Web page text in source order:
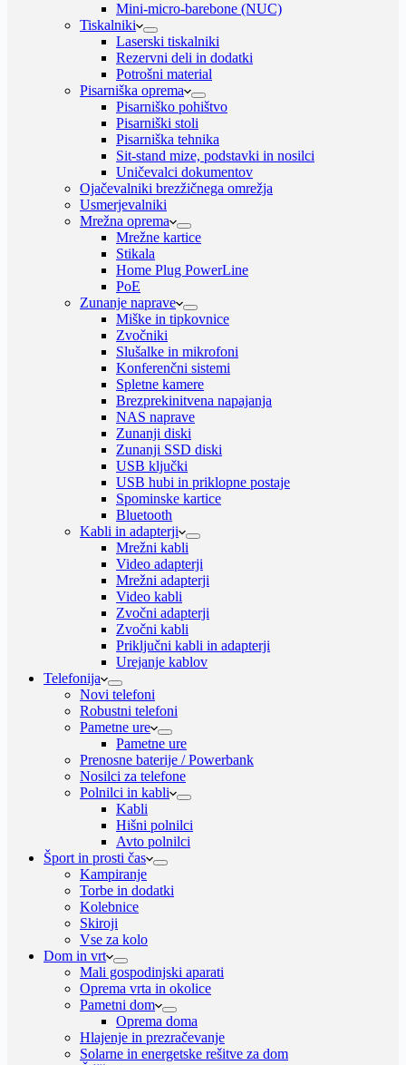
Mini-micro-barebone (NUC)
Tiskalniki
Laserski tiskalniki
Rezervni deli in dodatki
Potrošni material
Pisarniška oprema
Pisarniško pohištvo
Pisarniški stoli
Pisarniška tehnika
Sit-stand mize, podstavki in nosilci
Uničevalci dokumentov
Ojačevalniki brezžičnega omrežja
Usmerjevalniki
Mrežna oprema
Mrežne kartice
Stikala
Home Plug PowerLine
PoE
Zunanje naprave
Miške in tipkovnice
Zvočniki
Slušalke in mikrofoni
Konferenčni sistemi
Spletne kamere
Brezprekinitvena napajanja
NAS naprave
Zunanji diski
Zunanji SSD diski
USB ključki
USB hubi in priklopne postaje
Spominske kartice
Bluetooth
Kabli in adapterji
Mrežni kabli
Video adapterji
Mrežni adapterji
Video kabli
Zvočni adapterji
Zvočni kabli
Priključni kabli in adapterji
Urejanje kablov
Telefonija
Novi telefoni
Robustni telefoni
Pametne ure
Pametne ure
Prenosne baterije / Powerbank
Nosilci za telefone
Polnilci in kabli
Kabli
Hišni polnilci
Avto polnilci
Šport in prosti čas
Kampiranje
Torbe in dodatki
Kolebnice
Skiroji
Vse za kolo
Dom in vrt
Mali gospodinjski aparati
Oprema vrta in okolice
Pametni dom
Oprema doma
Hlajenje in prezračevanje
Solarne in energetske rešitve za dom